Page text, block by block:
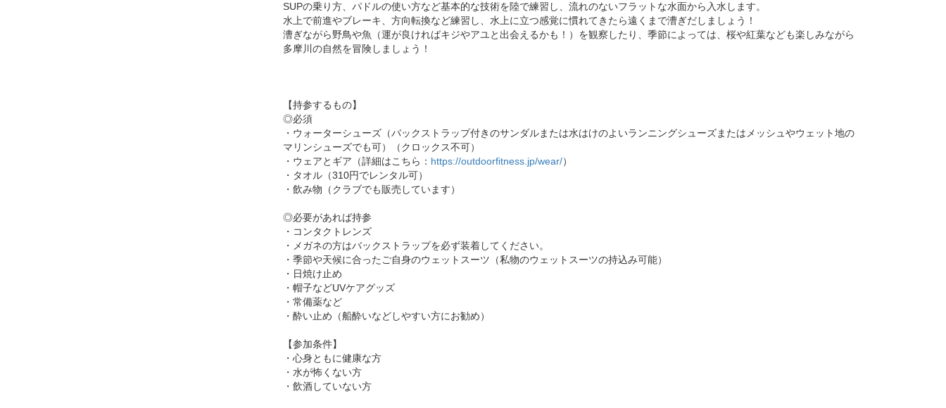
SUPの乗り方、パドルの使い方など基本的な技術を陸で練習し、流れのないフラットな水面から入水します。
水上で前進やブレーキ、方向転換など練習し、水上に立つ感覚に慣れてきたら遠くまで漕ぎだしましょう！
漕ぎながら野鳥や魚（運が良ければキジやアユと出会えるかも！）を観察したり、季節によっては、桜や紅葉なども楽しみながら
多摩川の自然を冒険しましょう！
【持参するもの】
◎必須
・ウォーターシューズ（バックストラップ付きのサンダルまたは水はけのよいランニングシューズまたはメッシュやウェット地の
マリンシューズでも可）（クロックス不可）
・ウェアとギア（詳細はこちら： https://outdoorfitness.jp/wear/）
・タオル（310円でレンタル可）
・飲み物（クラブでも販売しています）
◎必要があれば持参
・コンタクトレンズ
・メガネの方はバックストラップを必ず装着してください。
・季節や天候に合ったご自身のウェットスーツ（私物のウェットスーツの持込み可能）
・日焼け止め
・帽子などUVケアグッズ
・常備薬など
・酔い止め（船酔いなどしやすい方にお勧め）
【参加条件】
・心身ともに健康な方
・水が怖くない方
・飲酒していない方